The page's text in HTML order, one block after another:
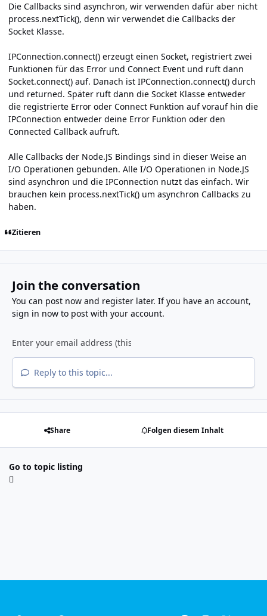
Die Callbacks sind asynchron, wir verwenden dafür aber nicht
process.nextTick(), denn wir verwendet die Callbacks der
Socket Klasse.
IPConnection.connect() erzeugt einen Socket, registriert zwei
Funktionen für das Error und Connect Event und ruft dann
Socket.connect() auf. Danach ist IPConnection.connect() durch
und returned. Später ruft dann die Socket Klasse entweder
die registrierte Error oder Connect Funktion auf vorauf hin die
IPConnection entweder deine Error Funktion oder den
Connected Callback aufruft.
Alle Callbacks der Node.JS Bindings sind in dieser Weise an
I/O Operationen gebunden. Alle I/O Operationen in Node.JS
sind asynchron und die IPConnection nutzt das einfach. Wir
brauchen kein process.nextTick() um asynchron Callbacks zu
haben.
Zitieren
Join the conversation
You can post now and register later. If you have an account,
sign in nowto post with your account.
Reply to this topic...
Share Folgen diesem Inhalt
Go to topic listing